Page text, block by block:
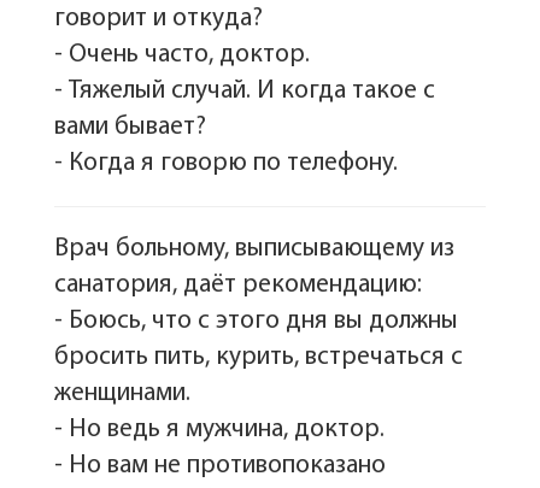
говорит и откуда?
- Очень часто, доктор.
- Тяжелый случай. И когда такое с
вами бывает?
- Когда я говорю по телефону.
Врач больному, выписывающему из
санатория, даёт рекомендацию:
- Боюсь, что с этого дня вы должны
бросить пить, курить, встречаться с
женщинами.
- Но ведь я мужчина, доктор.
- Но вам не противопоказано